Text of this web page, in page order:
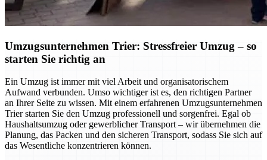
Umzugsunternehmen Trier: Stressfreier Umzug – so
starten Sie richtig an
Ein Umzug ist immer mit viel Arbeit und organisatorischem
Aufwand verbunden. Umso wichtiger ist es, den richtigen Partner
an Ihrer Seite zu wissen. Mit einem erfahrenen Umzugsunternehmen
Trier starten Sie den Umzug professionell und sorgenfrei. Egal ob
Haushaltsumzug oder gewerblicher Transport – wir übernehmen die
Planung, das Packen und den sicheren Transport, sodass Sie sich auf
das Wesentliche konzentrieren können.